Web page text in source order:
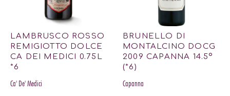
LAMBRUSCO ROSSO
REMIGIOTTO DOLCE
CA DEI MEDICI 0.75L
*6
Ca' De' Medici
BRUNELLO DI
MONTALCINO DOCG
2009 CAPANNA 14.5º
(*6)
Capanna